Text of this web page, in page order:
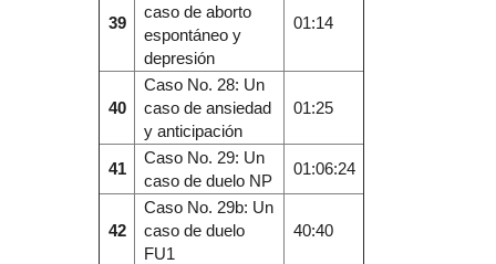
39
caso de aborto
espontáneo y
depresión
01:14
40
Caso No. 28: Un
caso de ansiedad
y anticipación
01:25
41
Caso No. 29: Un
caso de duelo NP
01:06:24
42
Caso No. 29b: Un
caso de duelo
FU1
40:40